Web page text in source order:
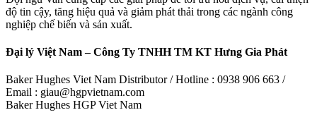
độ tin cậy, tăng hiệu quả và giảm phát thải trong các ngành công
nghiệp chế biến và sản xuất.
Đại lý Việt Nam – Công Ty TNHH TM KT Hưng Gia Phát
Baker Hughes Viet Nam Distributor / Hotline : 0938 906 663 /
Email : giau@hgpvietnam.com
Baker Hughes HGP Viet Nam